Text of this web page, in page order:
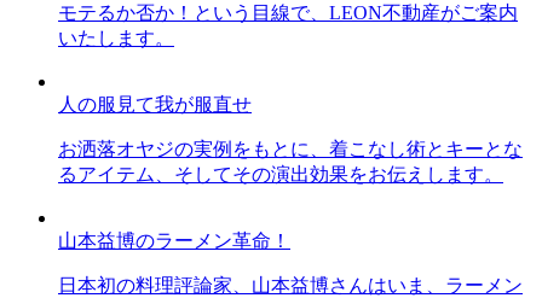
モテるか否か！という目線で、LEON不動産がご案内
いたします。
人の服見て我が服直せ
お洒落オヤジの実例をもとに、着こなし術とキーとな
るアイテム、そしてその演出効果をお伝えします。
山本益博のラーメン革命！
日本初の料理評論家、山本益博さんはいま、ラーメン